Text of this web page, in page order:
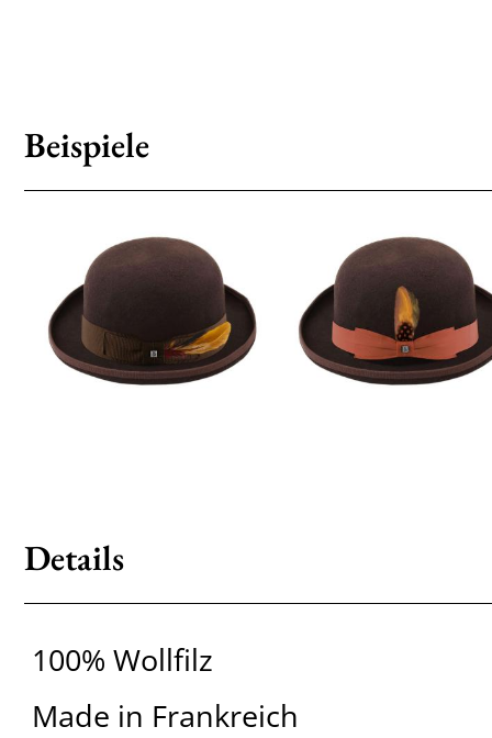
Beispiele
Details
100% Wollfilz
Made in Frankreich